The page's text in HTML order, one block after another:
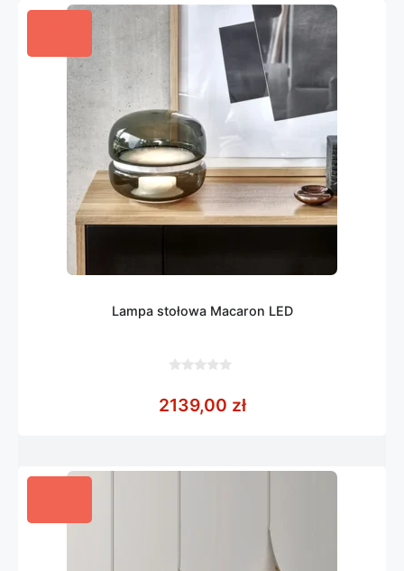
Lampa stołowa Macaron LED
5
2139,00 zł